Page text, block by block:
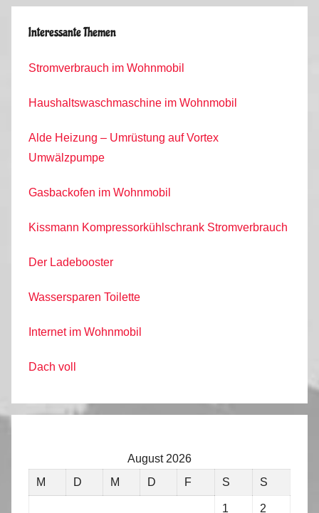
Interessante Themen
Stromverbrauch im Wohnmobil
Haushaltswaschmaschine im Wohnmobil
Alde Heizung – Umrüstung auf Vortex
Umwälzpumpe
Gasbackofen im Wohnmobil
Kissmann Kompressorkühlschrank Stromverbrauch
Der Ladebooster
Wassersparen Toilette
Internet im Wohnmobil
Dach voll
August 2026
M
D M D F S S
1 2